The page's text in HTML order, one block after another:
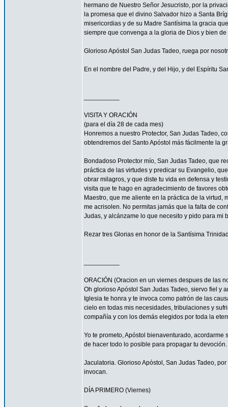
hermano de Nuestro Señor Jesucristo, por la
la promesa que el divino Salvador hizo a Santa
misericordias y de su Madre Santísima la gracia
siempre que convenga a la gloria de Dios y bien de
Glorioso Apóstol San Judas Tadeo, ruega por
En el nombre del Padre, y del Hijo, y del Espíritu
VISITA Y ORACIÓN
(para el día 28 de cada mes)
Honremos a nuestro Protector, San Judas Tadeo,
obtendremos del Santo Apóstol más fácilmente la
Bondadoso Protector mío, San Judas Tadeo, que
práctica de las virtudes y predicar su Evangelio,
obrar milagros, y que diste tu vida en defensa y
visita que te hago en agradecimiento de favores
Maestro, que me aliente en la práctica de la
me acrisolen. No permitas jamás que la falta de
Judas, y alcánzame lo que necesito y pido para mi
Rezar tres Glorias en honor de la Santísima
ORACIÓN (Oracion en un viernes despues de las
Oh glorioso Apóstol San Judas Tadeo, siervo fiel y
Iglesia te honra y te invoca como patrón de las
cielo en todas mis necesidades, tribulaciones y
compañía y con los demás elegidos por toda la
Yo te prometo, Apóstol bienaventurado,
de hacer todo lo posible para propagar tu devoción.
Jaculatoria. Glorioso Apóstol, San Judas Tadeo,
invocan.
DÍA PRIMERO (Viernes)